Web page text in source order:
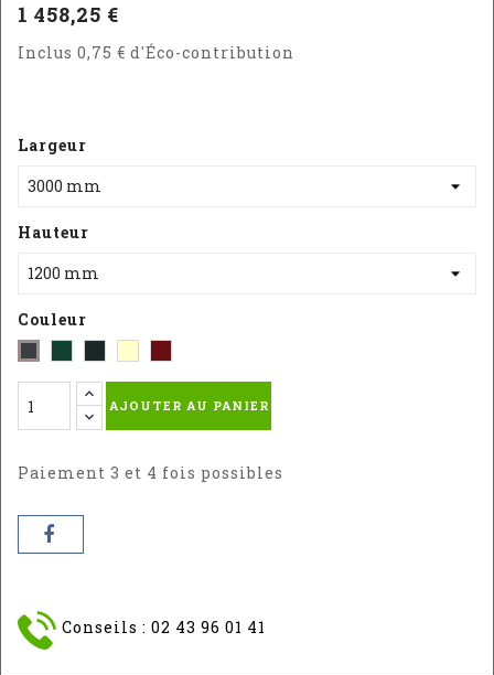
1 458,25 €
Inclus 0,75 € d'Éco-contribution
Largeur
Hauteur
Couleur
Gris
-
RAL
7016
-
RAL
6005
Sablé
-
RAL
-
RAL
AJOUTER AU PANIER
Paiement 3 et 4 fois possibles
Conseils : 02 43 96 01 41